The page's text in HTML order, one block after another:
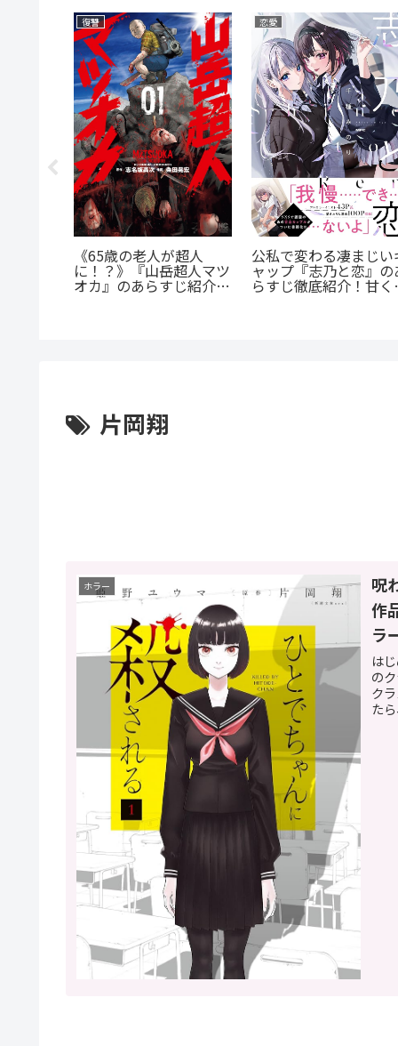
復讐
《65歳の老人が超人
に！？》『山岳超人マツ
オカ』のあらすじ紹介：
恋愛
公私で変わる凄まじい
ャップ『志乃と恋』の
らすじ徹底紹介！甘く
片岡翔
ホラー
呪
作
ラ
は
の
ク
た